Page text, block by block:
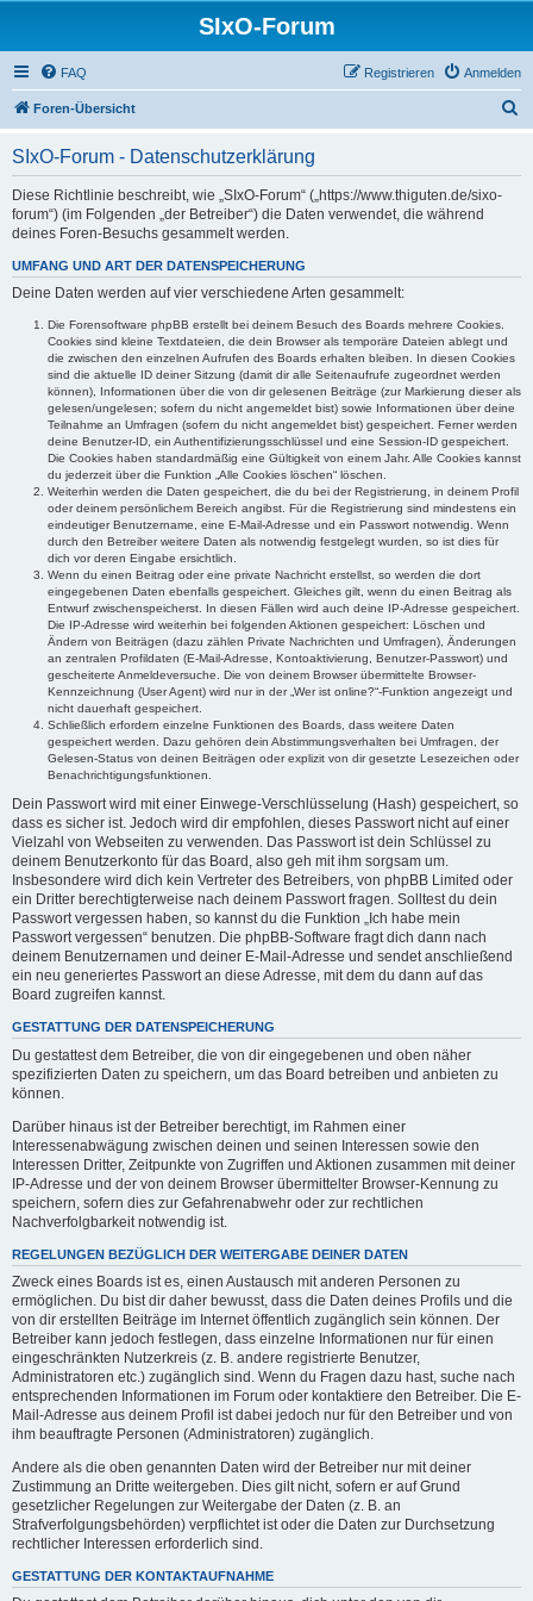
SIxO-Forum
FAQ Anmelden
Registrieren
Foren-Übersicht
SIxO-Forum - Datenschutzerklärung
Diese Richtlinie beschreibt, wie „SIxO-Forum“ („https://www.thiguten.de/sixo-
forum“) (im Folgenden „der Betreiber“) die Daten verwendet, die während
deines Foren-Besuchs gesammelt werden.
UMFANG UND ART DER DATENSPEICHERUNG
Deine Daten werden auf vier verschiedene Arten gesammelt:
Die Forensoftware phpBB erstellt bei deinem Besuch des Boards mehrere Cookies.
Cookies sind kleine Textdateien, die dein Browser als temporäre Dateien ablegt und
die zwischen den einzelnen Aufrufen des Boards erhalten bleiben. In diesen Cookies
sind die aktuelle ID deiner Sitzung (damit dir alle Seitenaufrufe zugeordnet werden
können), Informationen über die von dir gelesenen Beiträge (zur Markierung dieser als
gelesen/ungelesen; sofern du nicht angemeldet bist) sowie Informationen über deine
Teilnahme an Umfragen (sofern du nicht angemeldet bist) gespeichert. Ferner werden
deine Benutzer-ID, ein Authentifizierungsschlüssel und eine Session-ID gespeichert.
Die Cookies haben standardmäßig eine Gültigkeit von einem Jahr. Alle Cookies kannst
du jederzeit über die Funktion „Alle Cookies löschen“ löschen.
Weiterhin werden die Daten gespeichert, die du bei der Registrierung, in deinem Profil
oder deinem persönlichem Bereich angibst. Für die Registrierung sind mindestens ein
eindeutiger Benutzername, eine E-Mail-Adresse und ein Passwort notwendig. Wenn
durch den Betreiber weitere Daten als notwendig festgelegt wurden, so ist dies für
dich vor deren Eingabe ersichtlich.
Wenn du einen Beitrag oder eine private Nachricht erstellst, so werden die dort
eingegebenen Daten ebenfalls gespeichert. Gleiches gilt, wenn du einen Beitrag als
Entwurf zwischenspeicherst. In diesen Fällen wird auch deine IP-Adresse gespeichert.
Die IP-Adresse wird weiterhin bei folgenden Aktionen gespeichert: Löschen und
Ändern von Beiträgen (dazu zählen Private Nachrichten und Umfragen), Änderungen
an zentralen Profildaten (E-Mail-Adresse, Kontoaktivierung, Benutzer-Passwort) und
gescheiterte Anmeldeversuche. Die von deinem Browser übermittelte Browser-
Kennzeichnung (User Agent) wird nur in der „Wer ist online?“-Funktion angezeigt und
nicht dauerhaft gespeichert.
Schließlich erfordern einzelne Funktionen des Boards, dass weitere Daten
gespeichert werden. Dazu gehören dein Abstimmungsverhalten bei Umfragen, der
Gelesen-Status von deinen Beiträgen oder explizit von dir gesetzte Lesezeichen oder
Benachrichtigungsfunktionen.
Dein Passwort wird mit einer Einwege-Verschlüsselung (Hash) gespeichert, so
dass es sicher ist. Jedoch wird dir empfohlen, dieses Passwort nicht auf einer
Vielzahl von Webseiten zu verwenden. Das Passwort ist dein Schlüssel zu
deinem Benutzerkonto für das Board, also geh mit ihm sorgsam um.
Insbesondere wird dich kein Vertreter des Betreibers, von phpBB Limited oder
ein Dritter berechtigterweise nach deinem Passwort fragen. Solltest du dein
Passwort vergessen haben, so kannst du die Funktion „Ich habe mein
Passwort vergessen“ benutzen. Die phpBB-Software fragt dich dann nach
deinem Benutzernamen und deiner E-Mail-Adresse und sendet anschließend
ein neu generiertes Passwort an diese Adresse, mit dem du dann auf das
Board zugreifen kannst.
GESTATTUNG DER DATENSPEICHERUNG
Du gestattest dem Betreiber, die von dir eingegebenen und oben näher
spezifizierten Daten zu speichern, um das Board betreiben und anbieten zu
können.
Darüber hinaus ist der Betreiber berechtigt, im Rahmen einer
Interessenabwägung zwischen deinen und seinen Interessen sowie den
Interessen Dritter, Zeitpunkte von Zugriffen und Aktionen zusammen mit deiner
IP-Adresse und der von deinem Browser übermittelter Browser-Kennung zu
speichern, sofern dies zur Gefahrenabwehr oder zur rechtlichen
Nachverfolgbarkeit notwendig ist.
REGELUNGEN BEZÜGLICH DER WEITERGABE DEINER DATEN
Zweck eines Boards ist es, einen Austausch mit anderen Personen zu
ermöglichen. Du bist dir daher bewusst, dass die Daten deines Profils und die
von dir erstellten Beiträge im Internet öffentlich zugänglich sein können. Der
Betreiber kann jedoch festlegen, dass einzelne Informationen nur für einen
eingeschränkten Nutzerkreis (z. B. andere registrierte Benutzer,
Administratoren etc.) zugänglich sind. Wenn du Fragen dazu hast, suche nach
entsprechenden Informationen im Forum oder kontaktiere den Betreiber. Die E-
Mail-Adresse aus deinem Profil ist dabei jedoch nur für den Betreiber und von
ihm beauftragte Personen (Administratoren) zugänglich.
Andere als die oben genannten Daten wird der Betreiber nur mit deiner
Zustimmung an Dritte weitergeben. Dies gilt nicht, sofern er auf Grund
gesetzlicher Regelungen zur Weitergabe der Daten (z. B. an
Strafverfolgungsbehörden) verpflichtet ist oder die Daten zur Durchsetzung
rechtlicher Interessen erforderlich sind.
GESTATTUNG DER KONTAKTAUFNAHME